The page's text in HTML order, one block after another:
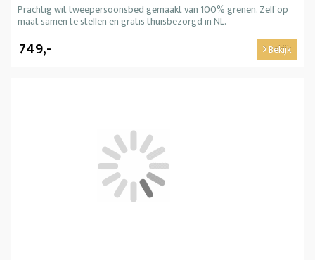
Prachtig wit tweepersoonsbed gemaakt van 100% grenen. Zelf op
maat samen te stellen en gratis thuisbezorgd in NL.
749,- Bekijk